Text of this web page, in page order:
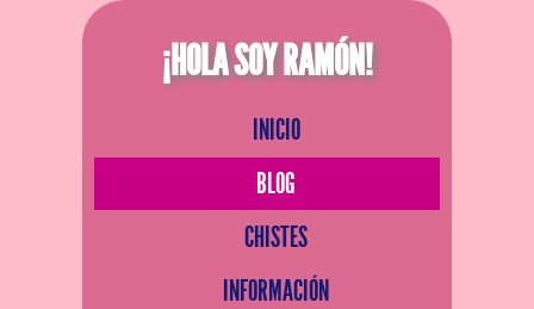
¡HOLA SOY RAMÓN!
INICIO
BLOG
CHISTES
INFORMACIÓN